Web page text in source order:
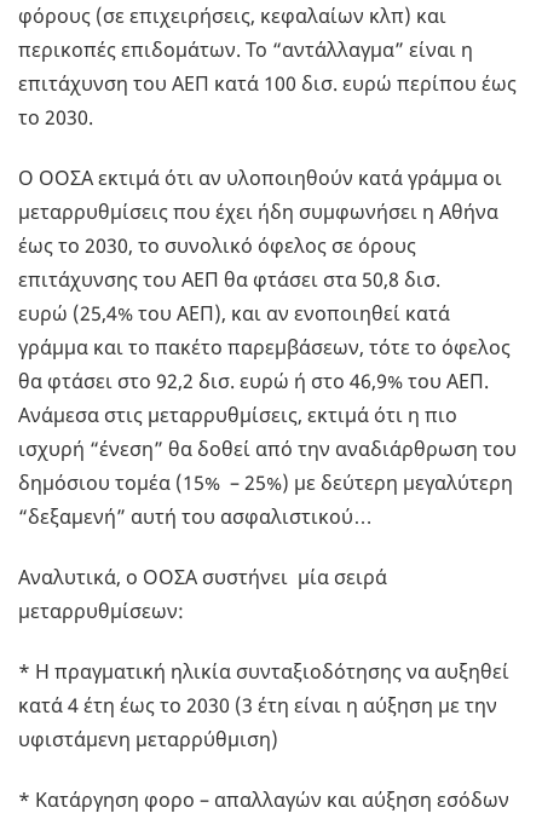
φόρους (σε επιχειρήσεις, κεφαλαίων κλπ) και
περικοπές επιδομάτων. Το “αντάλλαγμα” είναι η
επιτάχυνση του ΑΕΠ κατά 100 δισ. ευρώ περίπου έως
το 2030.
Ο ΟΟΣΑ εκτιμά ότι αν υλοποιηθούν κατά γράμμα οι
μεταρρυθμίσεις που έχει ήδη συμφωνήσει η Αθήνα
έως το 2030, το συνολικό όφελος σε όρους
επιτάχυνσης του ΑΕΠ θα φτάσει στα 50,8 δισ.
ευρώ (25,4% του ΑΕΠ), και αν ενοποιηθεί κατά
γράμμα και το πακέτο παρεμβάσεων, τότε το όφελος
θα φτάσει στο 92,2 δισ. ευρώ ή στο 46,9% του ΑΕΠ.
Ανάμεσα στις μεταρρυθμίσεις, εκτιμά ότι η πιο
ισχυρή “ένεση” θα δοθεί από την αναδιάρθρωση του
δημόσιου τομέα (15% – 25%) με δεύτερη μεγαλύτερη
“δεξαμενή” αυτή του ασφαλιστικού…
Αναλυτικά, ο ΟΟΣΑ συστήνει μία σειρά
μεταρρυθμίσεων:
* Η πραγματική ηλικία συνταξιοδότησης να αυξηθεί
κατά 4 έτη έως το 2030 (3 έτη είναι η αύξηση με την
υφιστάμενη μεταρρύθμιση)
* Κατάργηση φορο – απαλλαγών και αύξηση εσόδων